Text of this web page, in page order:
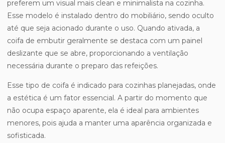
preferem um visual mais clean e minimalista na cozinha.
Esse modelo é instalado dentro do mobiliário, sendo oculto
até que seja acionado durante o uso. Quando ativada, a
coifa de embutir geralmente se destaca com um painel
deslizante que se abre, proporcionando a ventilação
necessária durante o preparo das refeições.
Esse tipo de coifa é indicado para cozinhas planejadas, onde
a estética é um fator essencial. A partir do momento que
não ocupa espaço aparente, ela é ideal para ambientes
menores, pois ajuda a manter uma aparência organizada e
sofisticada.